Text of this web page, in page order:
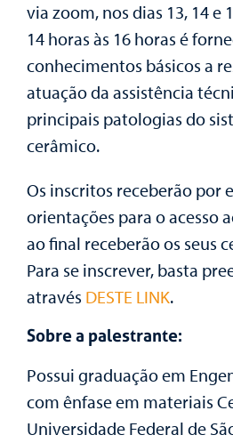
via zoom, nos dias 13, 14 e
14 horas às 16 horas é
conhecimentos básicos a
atuação da assistência
principais patologias do
cerâmico.
Os inscritos receberão por
orientações para o acesso
ao final receberão os seus
Para se inscrever, basta
através DESTE LINK.
Sobre a palestrante:
Possui graduação em
com ênfase em materiais
Universidade Federal de